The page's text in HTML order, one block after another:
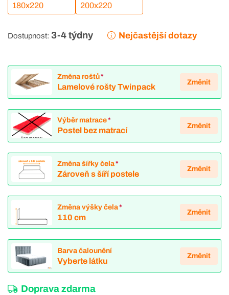
180x220 200x220
Dostupnost: 3-4 týdny Nejčastější dotazy
Změna roštů*
Lamelové rošty Twinpack
Změnit
Výběr matrace*
Postel bez matrací
Změnit
Změna šířky čela*
Zároveň s šíří postele
Změnit
Změna výšky čela*
110 cm
Změnit
Barva čalounění
Vyberte látku
Změnit
Doprava zdarma